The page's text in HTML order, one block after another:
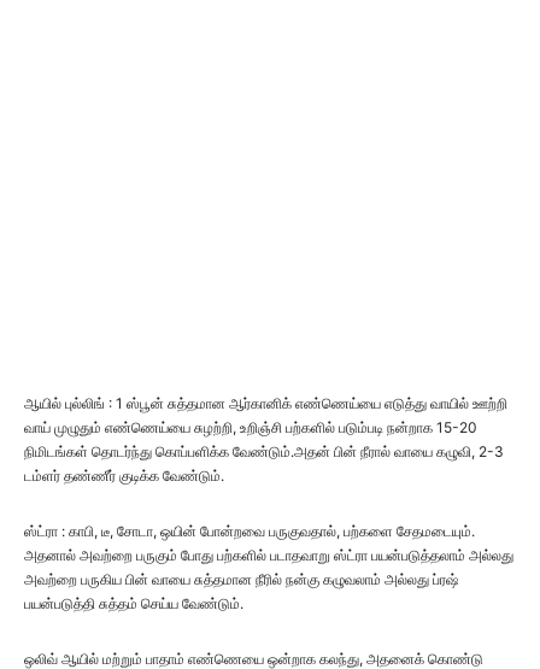
ஆயில் புல்லிங் : 1 ஸ்பூன் சுத்தமான ஆர்கானிக் எண்ணெய்யை எடுத்து வாயில் ஊற்றி
வாய் முழுதும் எண்ணெய்யை சுழற்றி, உறிஞ்சி பற்களில் படும்படி நன்றாக 15-20
நிமிடங்கள் தொடர்ந்து கொப்பளிக்க வேண்டும்.அதன் பின் நீரால் வாயை கழுவி, 2-3
டம்ளர் தண்ணீர் குடிக்க வேண்டும்.
ஸ்ட்ரா : காபி, டீ, சோடா, ஒயின் போன்றவை பருகுவதால், பற்களை சேதமடையும்.
அதனால் அவற்றை பருகும் போது பற்களில் படாதவாறு ஸ்ட்ரா பயன்படுத்தலாம் அல்லது
அவற்றை பருகிய பின் வாயை சுத்தமான நீரில் நன்கு கழுவலாம் அல்லது ப்ரஷ்
பயன்படுத்தி சுத்தம் செய்ய வேண்டும்.
ஒலிவ் ஆயில் மற்றும் பாதாம் எண்ணெயை ஒன்றாக கலந்து, அதனைக் கொண்டு